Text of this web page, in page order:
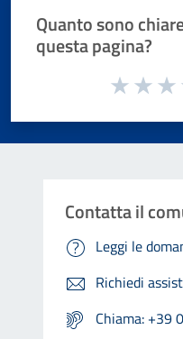
Quanto sono
questa pagina?
Valuta da 1 a 5 stelle la
Contatta il
Leggi le
Richiedi
Chiama: +39